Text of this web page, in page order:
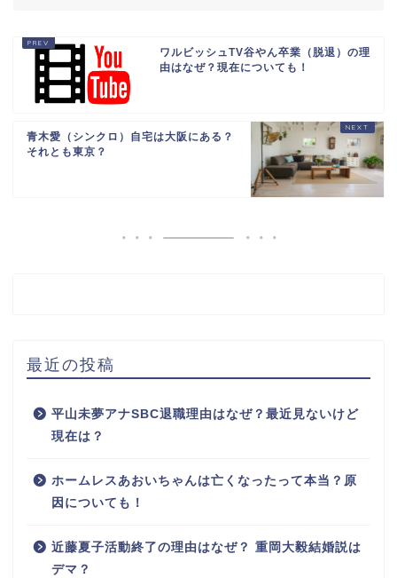
ワルビッシュTV谷やん卒業（脱退）の理
由はなぜ？現在についても！
青木愛（シンクロ）自宅は大阪にある？
それとも東京？
最近の投稿
平山未夢アナSBC退職理由はなぜ？最近見ないけど
現在は？
ホームレスあおいちゃんは亡くなったって本当？原
因についても！
近藤夏子活動終了の理由はなぜ？ 重岡大毅結婚説は
デマ？